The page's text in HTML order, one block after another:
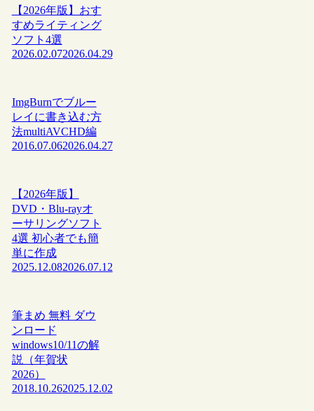
【2026年版】おす
すめライティング
ソフト4選
2026.02.072026.04.29
ImgBurnでブルー
レイに書き込む方
法multiAVCHD編
2016.07.062026.04.27
【2026年版】
DVD・Blu-rayオ
ーサリングソフト
4選 初心者でも簡
単に作成
2025.12.082026.07.12
筆まめ 無料 ダウ
ンロード
windows10/11の解
説（年賀状
2026）
2018.10.262025.12.02